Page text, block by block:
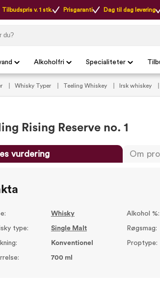
Tilbudspris v. 1 stk. Prisgaranti Dag til dag levering
Alkoholfri Specialiteter
Whisky Typer Teeling Whiskey Irsk whiskey
Rising Reserve no. 1
vurdering Om
Whisky
type: Single Malt
Konventionel
700 ml
Alkohol %:
Røgsmag:
Proptype: